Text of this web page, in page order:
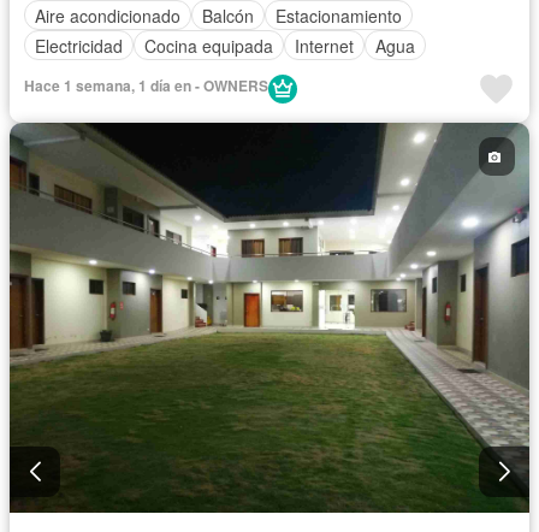
Aire acondicionado
Balcón
Estacionamiento
Electricidad
Cocina equipada Internet Agua
Hace 1 semana, 1 día en - OWNERS